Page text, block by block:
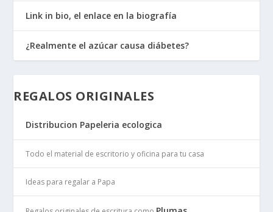
Link in bio, el enlace en la biografía
¿Realmente el azúcar causa diábetes?
REGALOS ORIGINALES
Distribucion Papeleria ecologica
Todo el material de escritorio y oficina para tu casa
Ideas para regalar a Papa